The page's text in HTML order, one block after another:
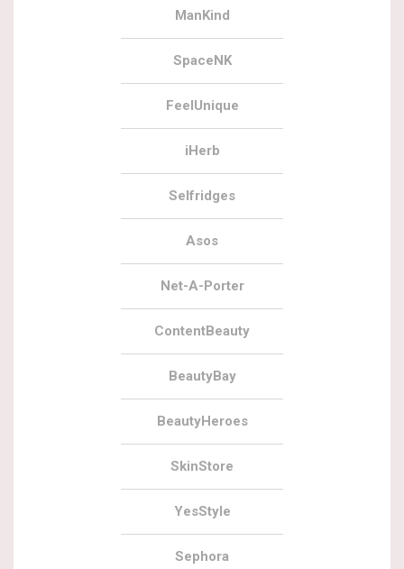
ManKind
SpaceNK
FeelUnique
iHerb
Selfridges
Asos
Net-A-Porter
ContentBeauty
BeautyBay
BeautyHeroes
SkinStore
YesStyle
Sephora